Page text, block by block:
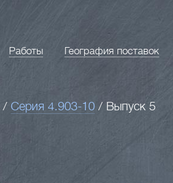
Работы География поставок
/ Серия 4.903-10 / Выпуск 5